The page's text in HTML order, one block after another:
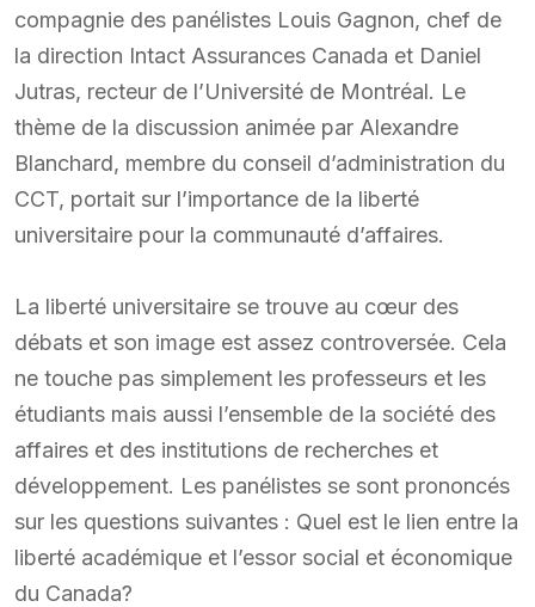
compagnie des panélistes Louis Gagnon, chef de
la direction Intact Assurances Canada et Daniel
Jutras, recteur de l’Université de Montréal. Le
thème de la discussion animée par Alexandre
Blanchard, membre du conseil d’administration du
CCT, portait sur l’importance de la liberté
universitaire pour la communauté d’affaires.
La liberté universitaire se trouve au cœur des
débats et son image est assez controversée. Cela
ne touche pas simplement les professeurs et les
étudiants mais aussi l’ensemble de la société des
affaires et des institutions de recherches et
développement. Les panélistes se sont prononcés
sur les questions suivantes : Quel est le lien entre la
liberté académique et l’essor social et économique
du Canada?